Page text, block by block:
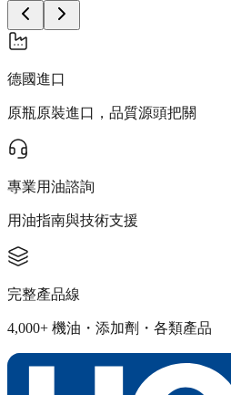
德國進口
原瓶原裝進口，品質源頭把關
專業用油諮詢
用油指南與技術支援
完整產品線
4,000+ 機油・添加劑・各類產品